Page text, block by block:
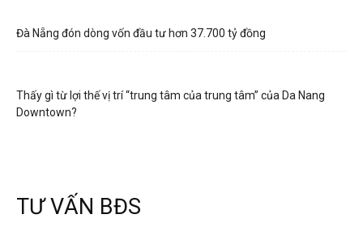
Đà Nẵng đón dòng vốn đầu tư hơn 37.700 tỷ đồng
Thấy gì từ lợi thế vị trí “trung tâm của trung tâm” của Da Nang
Downtown?
TƯ VẤN BĐS